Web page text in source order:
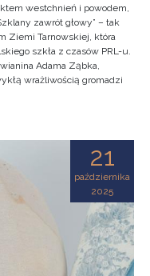
westchnień i powodem,
zawrót głowy” – tak
Ziemi Tarnowskiej, która
szkła z czasów PRL-u.
Adama Ząbka,
wrażliwością gromadzi
21
października
2025